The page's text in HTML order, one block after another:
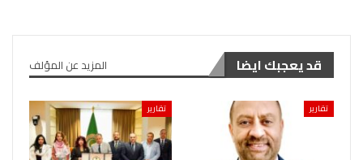
قد يعجبك ايضا المزيد عن المؤلف
تقارير تقارير